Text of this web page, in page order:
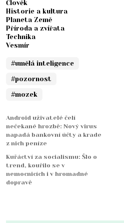
Člověk
Historie a kultura
Planeta Země
Příroda a zvířata
Technika
Vesmír
#umělá inteligence
#pozornost
#mozek
Android uživatelé čelí
nečekané hrozbě: Nový virus
napadá bankovní účty a krade
z nich peníze
Kuřáctví za socialismu: Šlo o
trend, kouřilo se v
nemocnicích i v hromadné
dopravě